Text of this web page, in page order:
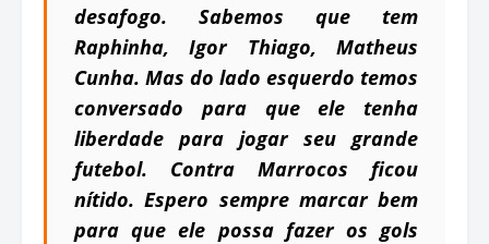
desafogo. Sabemos que tem
Raphinha, Igor Thiago, Matheus
Cunha. Mas do lado esquerdo temos
conversado para que ele tenha
liberdade para jogar seu grande
futebol. Contra Marrocos ficou
nítido. Espero sempre marcar bem
para que ele possa fazer os gols